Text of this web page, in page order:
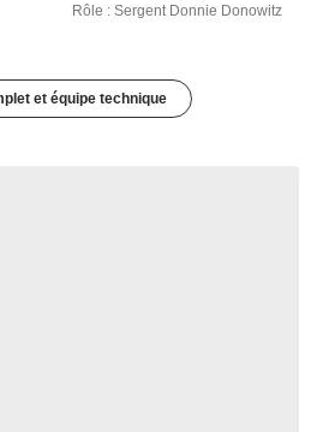
Rôle : Sergent Donnie Donowitz
et équipe technique